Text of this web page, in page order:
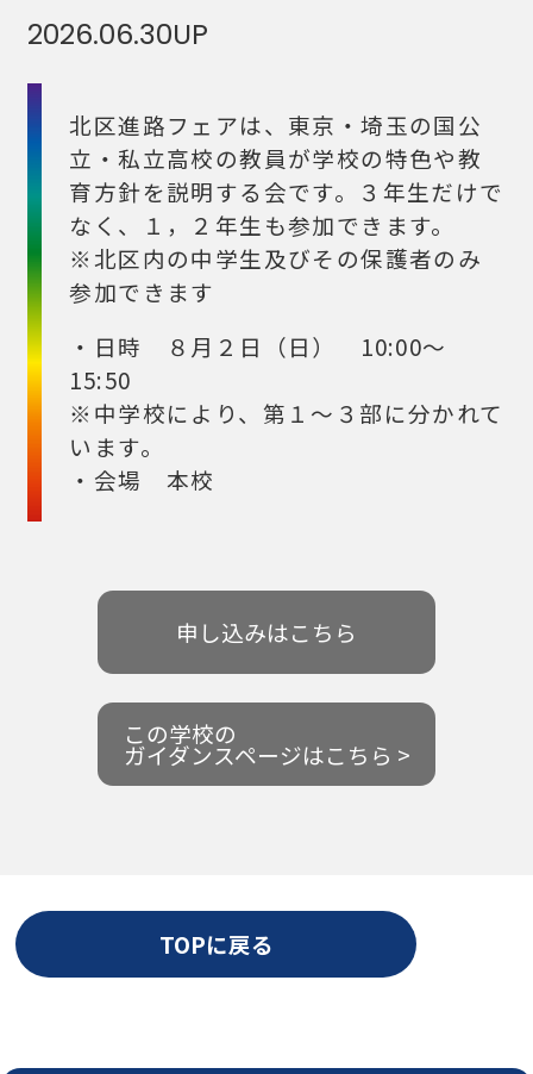
2026.06.30UP
北区進路フェアは、東京・埼玉の国公
立・私立高校の教員が学校の特色や教
育方針を説明する会です。３年生だけで
なく、１，２年生も参加できます。
※北区内の中学生及びその保護者のみ
参加できます
・日時 ８月２日（日） 10:00～
15:50
※中学校により、第１～３部に分かれて
います。
・会場 本校
申し込みはこちら
この学校の
ガイダンスページはこちら >
TOPに戻る